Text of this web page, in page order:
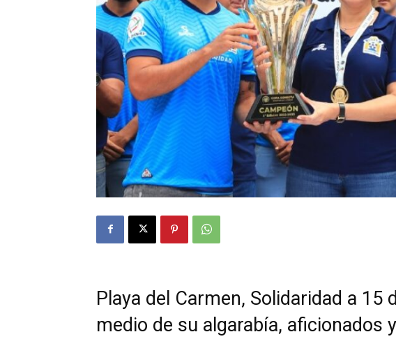
Playa del Carmen, Solidaridad a 15
medio de su algarabía, aficionados